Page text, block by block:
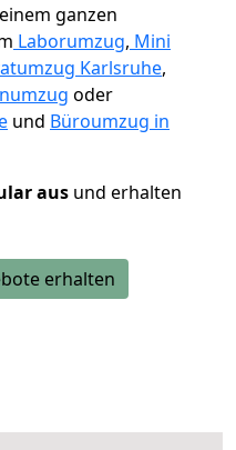
ganzen
Laborumzug, Mini
Karlsruhe,
oder
und Büroumzug in
aus und erhalten
erhalten